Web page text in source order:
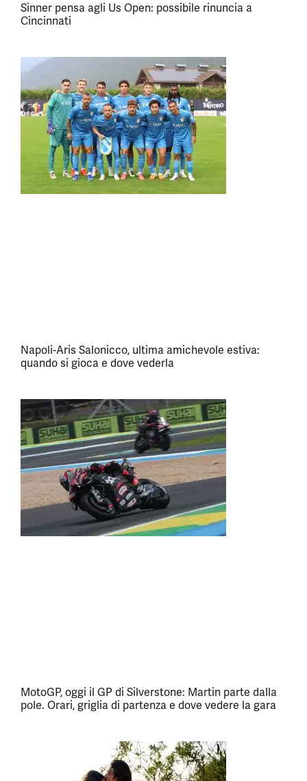
Sinner pensa agli Us Open: possibile rinuncia a
Cincinnati
Napoli-Aris Salonicco, ultima amichevole estiva:
quando si gioca e dove vederla
MotoGP, oggi il GP di Silverstone: Martin parte dalla
pole. Orari, griglia di partenza e dove vedere la gara